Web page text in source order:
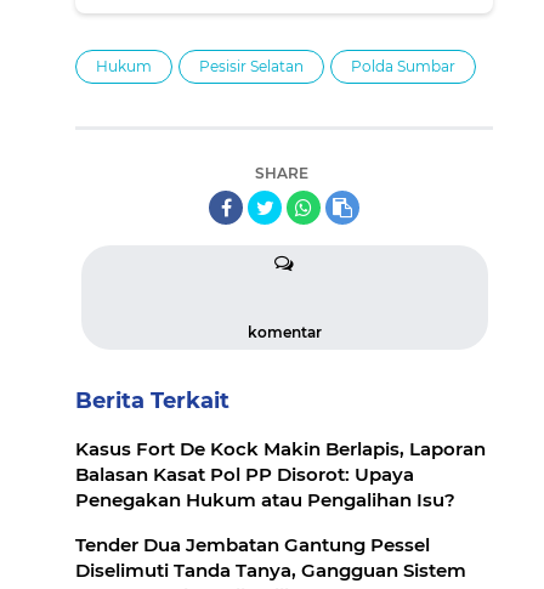
Hukum Pesisir Selatan Polda Sumbar
SHARE
komentar
Berita Terkait
Kasus Fort De Kock Makin Berlapis, Laporan
Balasan Kasat Pol PP Disorot: Upaya
Penegakan Hukum atau Pengalihan Isu?
Tender Dua Jembatan Gantung Pessel
Diselimuti Tanda Tanya, Gangguan Sistem